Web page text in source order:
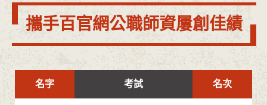
攜手百官網公職師資屢創佳績
名字 考試 名次